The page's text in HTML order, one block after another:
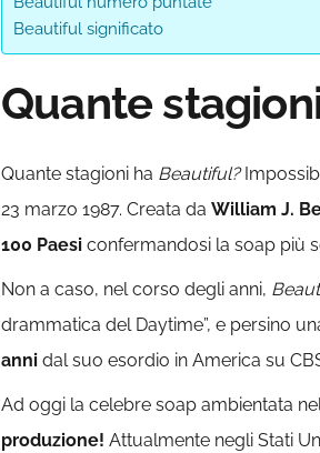
Beautiful significato
Quante
Quante stagioni ha Beautiful?
23 marzo 1987. Creata da William J.
100 Paesi confermandosi la soap più
Non a caso, nel corso degli anni,
drammatica del Daytime”, e persino
anni dal suo esordio in America su
Ad oggi la celebre soap ambientata
produzione! Attualmente negli Stati